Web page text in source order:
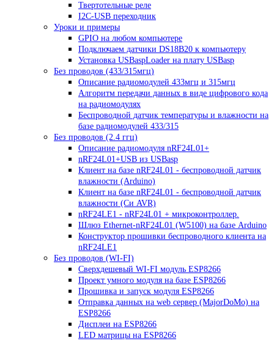
Твертотельные реле
I2C-USB переходник
Уроки и примеры
GPIO на любом компьютере
Подключаем датчики DS18B20 к компьютеру
Установка USBaspLoader на плату USBasp
Без проводов (433/315мгц)
Описание радиомодулей 433мгц и 315мгц
Алгоритм передачи данных в виде цифрового кода
на радиомодулях
Беспроводной датчик температуры и влажности на
базе радиомодулей 433/315
Без проводов (2.4 ггц)
Описание радиомодуля nRF24L01+
nRF24L01+USB из USBasp
Клиент на базе nRF24L01 - беспроводной датчик
влажности (Arduino)
Клиент на базе nRF24L01 - беспроводной датчик
влажности (Си AVR)
nRF24LE1 - nRF24L01 + микроконтроллер.
Шлюз Ethernet-nRF24L01 (W5100) на базе Arduino
Конструктор прошивки беспроводного клиента на
nRF24LE1
Без проводов (WI-FI)
Сверхдешевый WI-FI модуль ESP8266
Проект умного модуля на базе ESP8266
Прошивка и запуск модуля ESP8266
Отправка данных на web сервер (MajorDoMo) на
ESP8266
Дисплеи на ESP8266
LED матрицы на ESP8266